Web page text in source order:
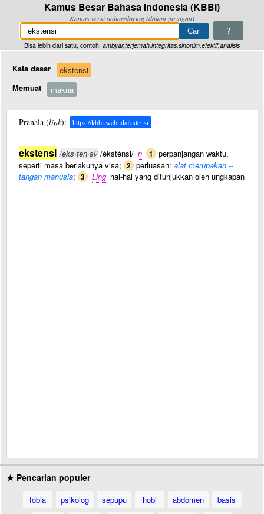
Kamus Besar Bahasa Indonesia (KBBI)
Kamus versi online/daring (dalam jaringan)
?
Bisa lebih dari satu, contoh: ambyar,terjemah,integritas,sinonim,efektif,analisis
Kata dasar
ekstensi
Memuat
makna
Pranala (link): https://kbbi.web.id/ekstensi
ekstensi /eks·ten·si//éksténsi/ n 1 perpanjangan waktu,
seperti masa berlakunya visa; 2 perluasan: alat merupakan --
tangan manusia; 3 Ling hal-hal yang ditunjukkan oleh ungkapan
★ Pencarian populer
fobia psikolog sepupu hobi abdomen
basis